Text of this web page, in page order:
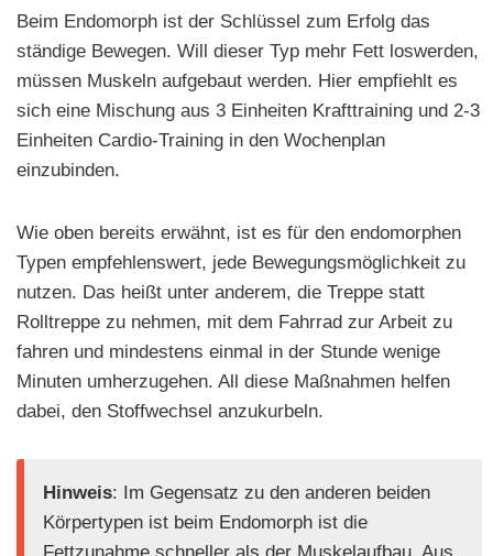
Beim Endomorph ist der Schlüssel zum Erfolg das
ständige Bewegen. Will dieser Typ mehr Fett loswerden,
müssen Muskeln aufgebaut werden. Hier empfiehlt es
sich eine Mischung aus 3 Einheiten Krafttraining und 2-3
Einheiten Cardio-Training in den Wochenplan
einzubinden.
Wie oben bereits erwähnt, ist es für den endomorphen
Typen empfehlenswert, jede Bewegungsmöglichkeit zu
nutzen. Das heißt unter anderem, die Treppe statt
Rolltreppe zu nehmen, mit dem Fahrrad zur Arbeit zu
fahren und mindestens einmal in der Stunde wenige
Minuten umherzugehen. All diese Maßnahmen helfen
dabei, den Stoffwechsel anzukurbeln.
Hinweis: Im Gegensatz zu den anderen beiden
Körpertypen ist beim Endomorph ist die